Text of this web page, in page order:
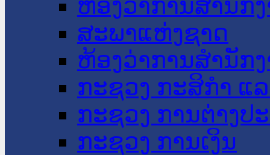
ຫ້ອງວ່າການສໍານັກ
ສະພາແຫ່ງຊາດ
ຫ້ອງວ່າການສຳນັກ
ກະຊວງ ກະສິກຳ ແ
ກະຊວງ ການຕ່າງປ
ກະຊວງ ການເງິນ